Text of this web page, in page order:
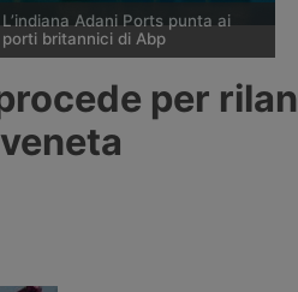
L’indiana Adani Ports punta ai
porti britannici di Abp
valutando l’acquisizione della quota
di controllo di Associated British
Ports, oggi in mano ai fondi
per